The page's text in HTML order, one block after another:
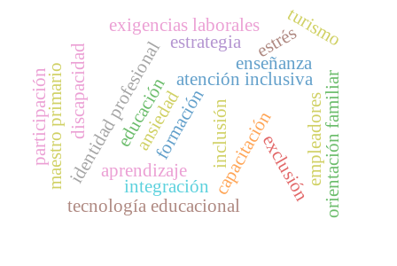
formación
atención inclusiva
identidad profesional enseñanza
aprendizaje
inclusión exclusión
discapacidad
capacitación
tecnología educacional
estrés
ansiedad
exigencias laborales
maestro primario orientación familiar
turismo
educación
integración
participación empleadores
estrategia